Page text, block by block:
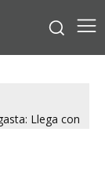
Llega con